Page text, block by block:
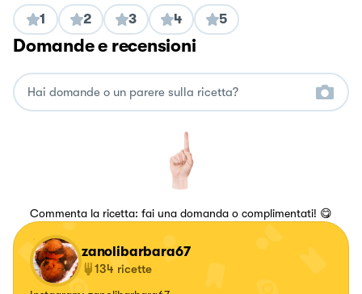
1 2 3 4 5
Domande e recensioni
Commenta la ricetta: fai una domanda o complimentati! 😋
zanolibarbara67
134 ricette